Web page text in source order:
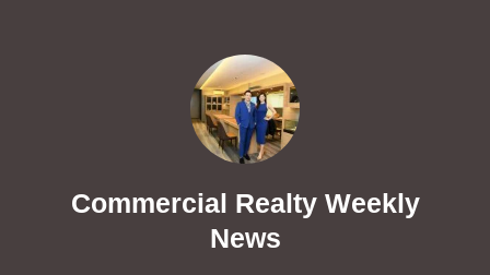
Commercial Realty Weekly
News